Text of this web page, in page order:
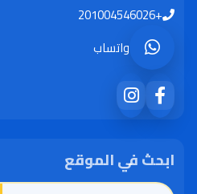
+201004546026
واتساب
ابحث في الموقع